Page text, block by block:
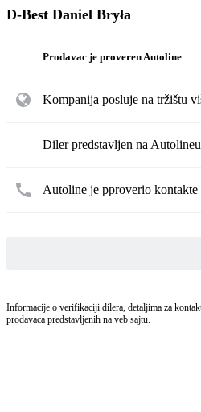
D-Best Daniel Bryła
Prodavac je proveren Autoline
Kompanija posluje na tržištu
Diler predstavljen na
Autoline je pproverio kontakte
Informacije o verifikaciji dilera, detaljima za
prodavaca predstavljenih na veb sajtu.